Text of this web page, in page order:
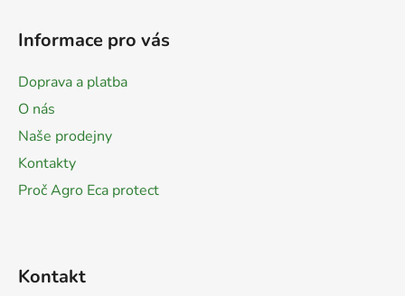
Informace pro vás
Doprava a platba
O nás
Naše prodejny
Kontakty
Proč Agro Eca protect
Kontakt